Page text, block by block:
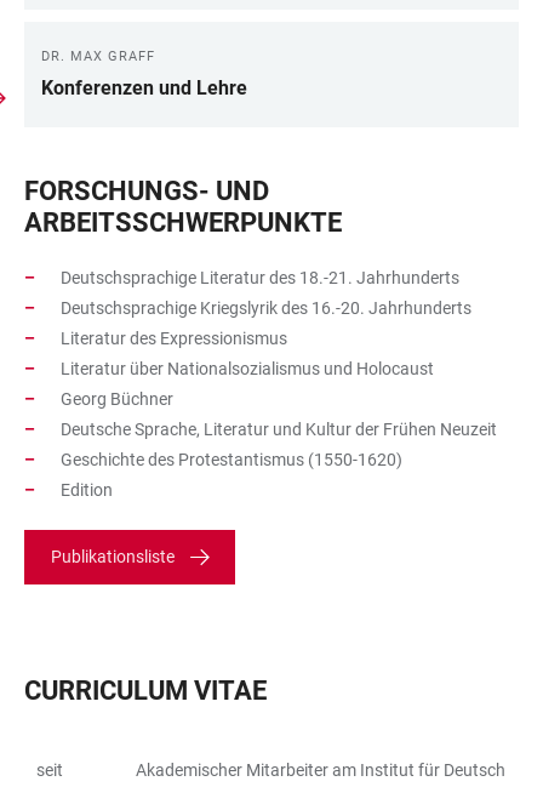
DR. MAX GRAFF
Konferenzen und Lehre
FORSCHUNGS- UND
ARBEITSSCHWERPUNKTE
Deutschsprachige Literatur des 18.-21. Jahrhunderts
Deutschsprachige Kriegslyrik des 16.-20. Jahrhunderts
Literatur des Expressionismus
Literatur über Nationalsozialismus und Holocaust
Georg Büchner
Deutsche Sprache, Literatur und Kultur der Frühen Neuzeit
Geschichte des Protestantismus (1550-1620)
Edition
Publikationsliste
CURRICULUM VITAE
seit Akademischer Mitarbeiter am Institut für Deutsch